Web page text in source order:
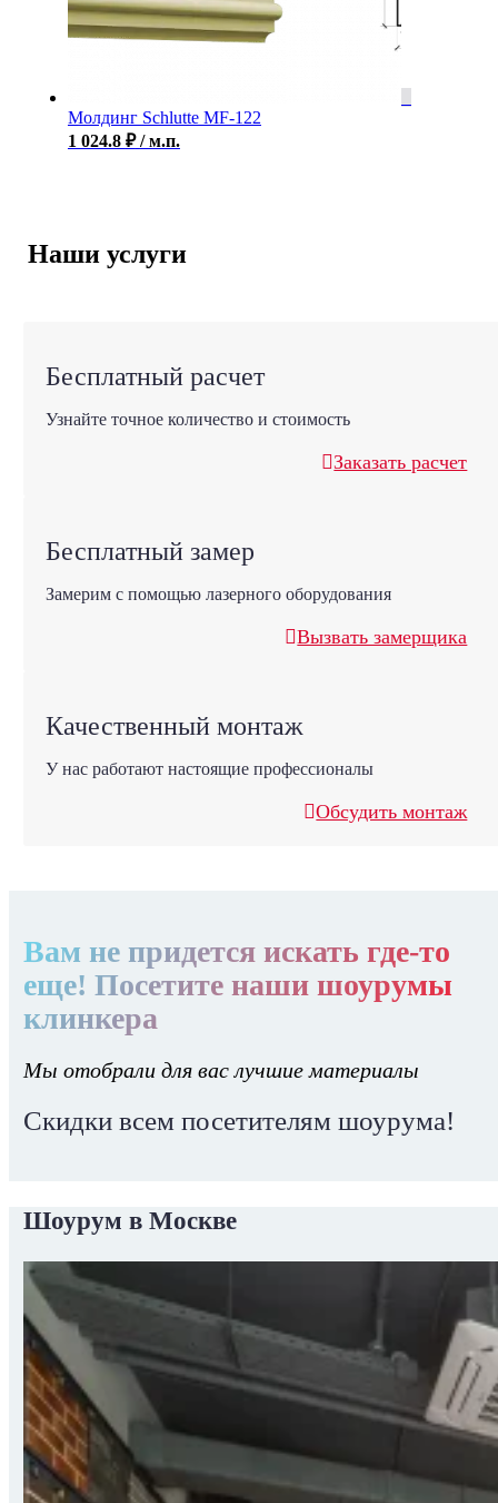
Молдинг Schlutte MF-122
1 024.8 ₽ / м.п.
Наши услуги
Бесплатный расчет
Узнайте точное количество и стоимость
Заказать расчет
Бесплатный замер
Замерим с помощью лазерного оборудования
Вызвать замерщика
Качественный монтаж
У нас работают настоящие профессионалы
Обсудить монтаж
Вам не придется искать где-то
еще! Посетите наши шоурумы
клинкера
Мы отобрали для вас лучшие материалы
Скидки всем посетителям шоурума!
Шоурум в Москве